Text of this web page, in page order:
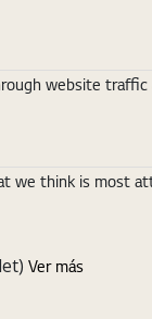
website
we think is most
Ver más